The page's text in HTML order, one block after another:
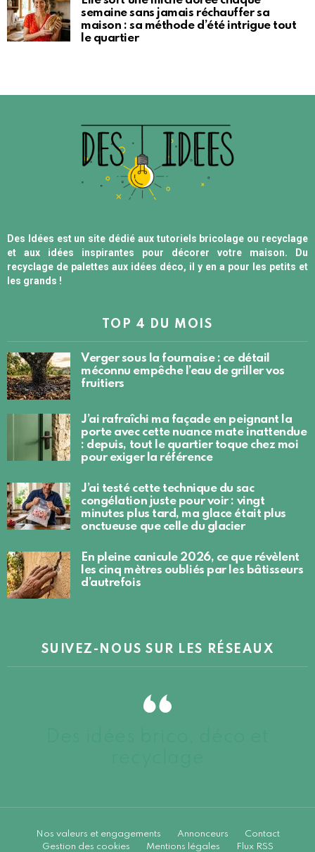
semaine sans jamais réchauffer sa
maison : sa méthode d’été intrigue tout
le quartier
Des Idées est un site dédié aux tutoriels bricolage ou recyclage
et aux idées inspirantes pour décorer votre maison. Du
recyclage de palettes aux idées déco, il y en a pour les petits et
les grands !
TOP 4 DU MOIS
Verger sous la fournaise : ce détail
méconnu empêche l’eau de griller vos
fruitiers
J’ai rafraîchi ma façade en peignant la
porte avec cette nuance mate inattendue
: depuis, tout le quartier toque chez moi
pour exiger la référence
J’ai testé cette technique du sac
congélation juste pour voir : vingt
minutes plus tard, ma glace était plus
onctueuse que celle du glacier
En pleine canicule 2026, ce que révèlent
les cinq mètres oubliés par les bâtisseurs
d’autrefois
SUIVEZ-NOUS SUR LES RÉSEAUX
Nos valeurs et engagements Annonceurs
Contact
Gestion des cookies
Mentions légales Flux RSS